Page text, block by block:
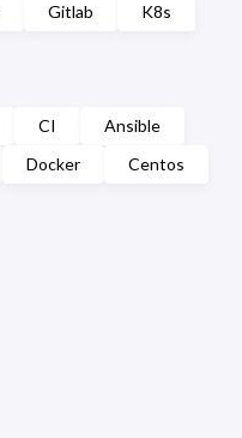
Gitlab K8s
CI
Ansible
Docker
Centos